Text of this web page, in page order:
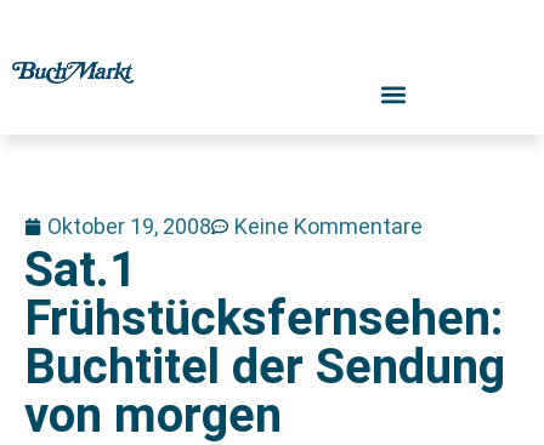
Oktober 19, 2008 Keine Kommentare
Sat.1
Frühstücksfernsehen:
Buchtitel der Sendung
von morgen